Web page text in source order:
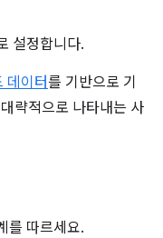
설정합니다.
데이터를 기반으로 기
략적으로 나타내는 사
를 따르세요.